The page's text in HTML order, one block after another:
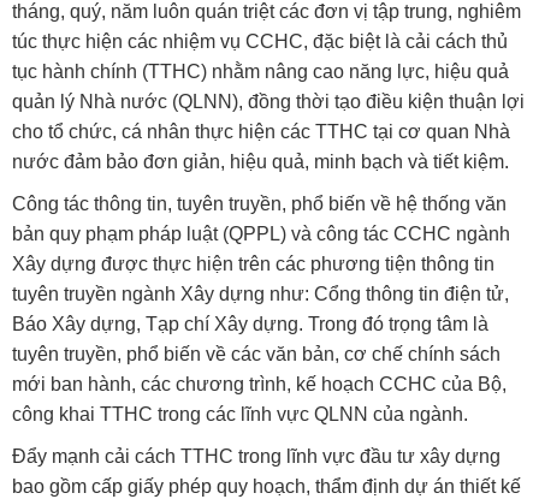
tháng, quý, năm luôn quán triệt các đơn vị tập trung, nghiêm
túc thực hiện các nhiệm vụ CCHC, đặc biệt là cải cách thủ
tục hành chính (TTHC) nhằm nâng cao năng lực, hiệu quả
quản lý Nhà nước (QLNN), đồng thời tạo điều kiện thuận lợi
cho tổ chức, cá nhân thực hiện các TTHC tại cơ quan Nhà
nước đảm bảo đơn giản, hiệu quả, minh bạch và tiết kiệm.
Công tác thông tin, tuyên truyền, phổ biến về hệ thống văn
bản quy phạm pháp luật (QPPL) và công tác CCHC ngành
Xây dựng được thực hiện trên các phương tiện thông tin
tuyên truyền ngành Xây dựng như: Cổng thông tin điện tử,
Báo Xây dựng, Tạp chí Xây dựng. Trong đó trọng tâm là
tuyên truyền, phổ biến về các văn bản, cơ chế chính sách
mới ban hành, các chương trình, kế hoạch CCHC của Bộ,
công khai TTHC trong các lĩnh vực QLNN của ngành.
Đẩy mạnh cải cách TTHC trong lĩnh vực đầu tư xây dựng
bao gồm cấp giấy phép quy hoạch, thẩm định dự án thiết kế